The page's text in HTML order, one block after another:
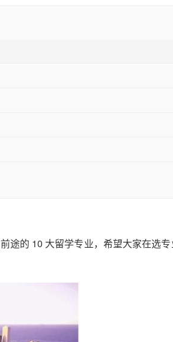
途的 10 大留学专业，希望大家在选